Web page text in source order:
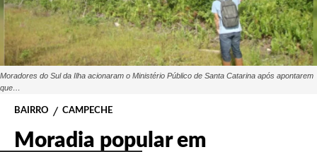
Moradores do Sul da Ilha acionaram o Ministério Público de Santa Catarina após apontarem
que…
BAIRRO CAMPECHE
Moradia popular em